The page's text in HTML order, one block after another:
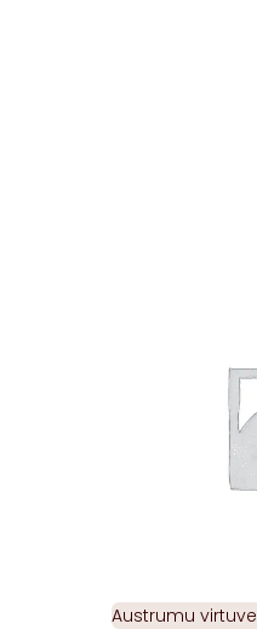
Austrumu virtuve